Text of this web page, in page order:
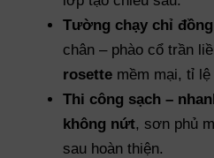
Tường chạy chỉ
chân – phào cổ trần
rosette mềm mại, tỉ lệ
Thi công sạch –
không nứt, sơn phủ
sau hoàn thiện.